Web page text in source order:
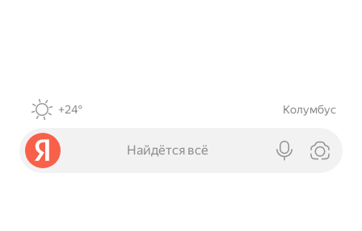
+24° Колумбус
Найдётся всё